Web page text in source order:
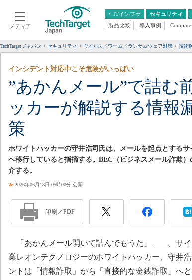
メディア
ITインフラ
クラウド
スマートモバイル
ネットワーク
システム運用管理
セキュリティ
エンタープライズAI
ERP
CX
情報系システム
経営
中堅
製品比較 導入事例
TechTargetジャパン セキュリティ ウイルス／ワーム／ランサムウェア対策 技術
”あかんメール”で詰
ッカーが解説する情報
策
インシデント対応中こそ危険がいっぱい
ホワイトハッカーの守井浩司氏は、メールを起点とする
へ移行していると指摘する。BEC（ビジネスメール詐欺
介する。
≫ 2026年06月18日 05時00分 公開
印刷／PDF
「あかんメール開いて詰んでもうた」――。サイ
業レオンテクノロジーのホワイトハッカー、守井
ントは「情報詐取」から「直接的な金銭詐取」へ